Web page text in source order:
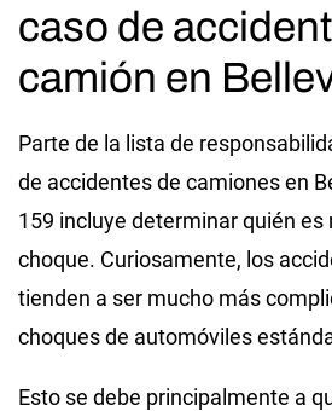
caso de
camión en
Parte de la lista de
de accidentes de camiones en
159 incluye determinar quién es
choque. Curiosamente, los
tienden a ser mucho más
choques de automóviles
Esto se debe principalmente a